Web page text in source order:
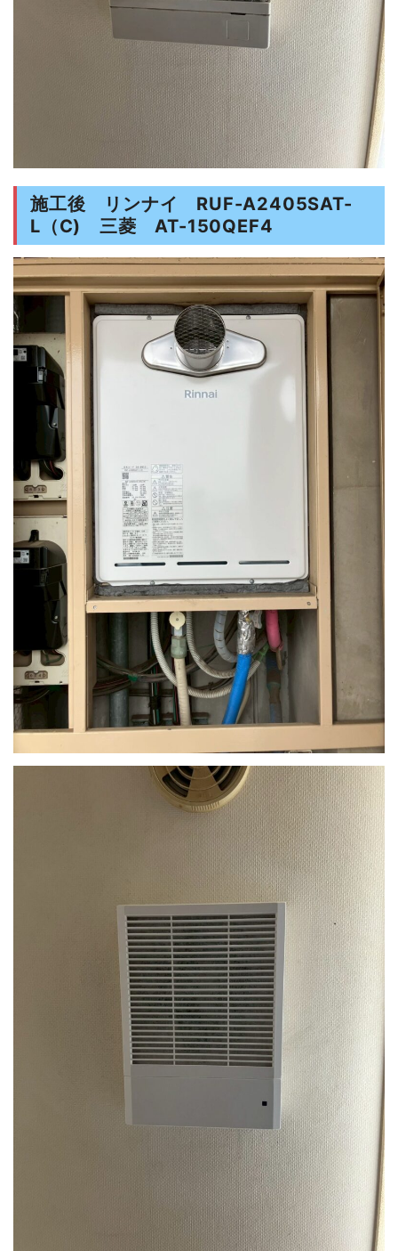
施工後 リンナイ RUF-A2405SAT-
L（C) 三菱 AT-150QEF4